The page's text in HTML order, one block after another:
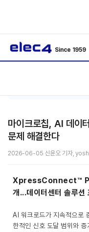
Since 1959
마이크로칩, AI 데이
문제 해결한다
2026-06-05 신윤오 기자,
XpressConnect™
개...데이터센터 솔루션
AI 워크로드가 지속적으로
한적인 신호 도달 범위와 증